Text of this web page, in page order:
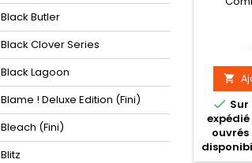
Black Butler
Black Clover Series
Black Lagoon
Blame ! Deluxe Edition (Fini)
Bleach (Fini)
Blitz


expédié
ouvrés